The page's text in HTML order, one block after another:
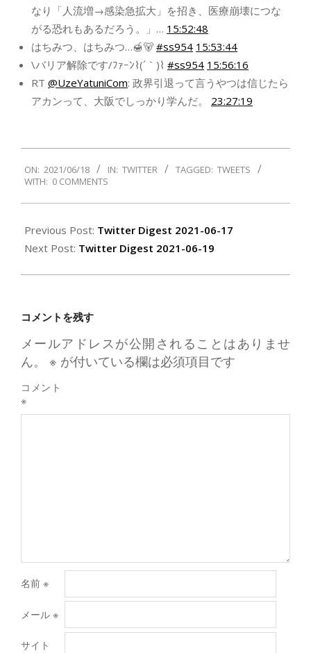
なり「人流増→感染急拡大」を招き、医療崩壊につな
がる恐れもあるだろう。」… 15:52:48
はちみつ、はちみつ…🍯🐻 #ss954 15:53:44
\バリア解除です/ﾌｧｰﾝ⌇(´｀)⌇ #ss954 15:56:16
RT @UzeYatuniCom: 政界引退って言うやつは信じたら
アカンって、大阪でしっかり学んだ。 23:27:19
06-
ON: 2021/06/18 IN: TWITTER TAGGED: TWEETS
WITH: 0 COMMENTS
Previous Post: Twitter Digest 2021-06-17
Next Post: Twitter Digest 2021-06-19
コメントを残す
メールアドレスが公開されることはありませ
ん。
※ が付いている欄は必須項目です
コメント
※
名前 ※
メール ※
サイト